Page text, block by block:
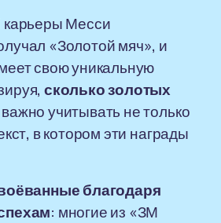
карьеры Месси
«Золотой мяч», и
свою уникальную
сколько золотых
важно учитывать не только
в котором эти награды
благодаря
: многие из «ЗМ